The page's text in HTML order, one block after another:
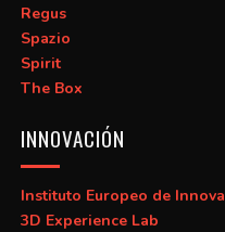
Regus
Spazio
Spirit
The Box
INNOVACIÓN
Instituto Europeo de
3D Experience Lab